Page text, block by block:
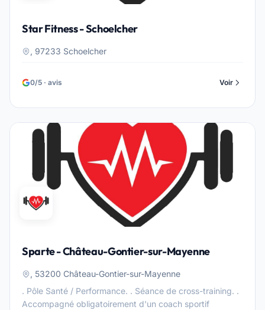
Star Fitness - Schoelcher
, 97233 Schoelcher
0/5 · avis Voir
Sparte - Château-Gontier-sur-Mayenne
, 53200 Château-Gontier-sur-Mayenne
. Pôle Santé / Performance. . Séance de cross-training. .
Accompagné obligatoirement d'un coach sportif